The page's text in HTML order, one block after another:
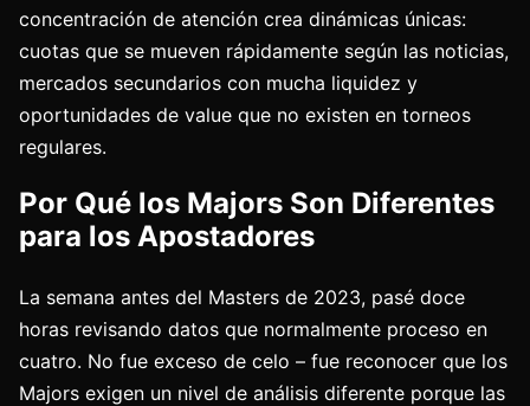
concentración de atención crea dinámicas únicas:
cuotas que se mueven rápidamente según las noticias,
mercados secundarios con mucha liquidez y
oportunidades de value que no existen en torneos
regulares.
Por Qué los Majors Son Diferentes
para los Apostadores
La semana antes del Masters de 2023, pasé doce
horas revisando datos que normalmente proceso en
cuatro. No fue exceso de celo – fue reconocer que los
Majors exigen un nivel de análisis diferente porque las